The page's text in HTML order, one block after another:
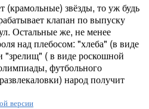
(крамольные) звёзды, то уж будь
клапан по выпуску
Остальные же, не менее
над плебосом: "хлеба" (в виде
"зрелищ" ( в виде роскошной
футбольного
народ получит
версии